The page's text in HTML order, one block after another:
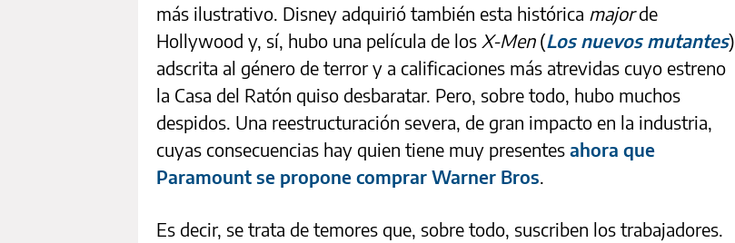
más ilustrativo. Disney adquirió también esta histórica majorde
Hollywood y, sí, hubo una película de los X-Men(Los nuevos mutantes)
adscrita al género de terror y a calificaciones más atrevidas cuyo estreno
la Casa del Ratón quiso desbaratar. Pero, sobre todo, hubo muchos
despidos. Una reestructuración severa, de gran impacto en la industria,
cuyas consecuencias hay quien tiene muy presentes ahora que
Paramount se propone comprar Warner Bros.
Es decir, se trata de temores que, sobre todo, suscriben los trabajadores.